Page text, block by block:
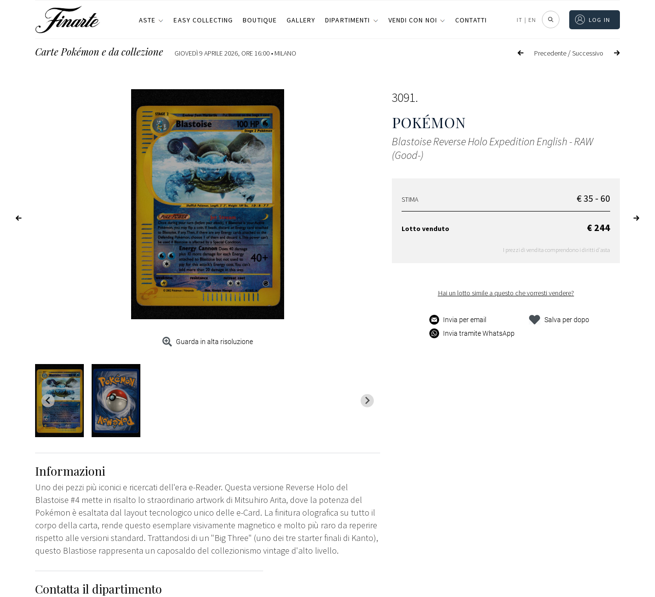
ASTE EASY COLLECTING BOUTIQUE GALLERY DIPARTIMENTI VENDI CON NOI CONTATTI IT | EN LOG IN
Precedente /Successivo
Carte Pokémon e da collezione GIOVEDÌ 9 APRILE 2026, ORE 16:00 • MILANO
Guarda in alta risoluzione
3091
POKÉMON
Blastoise Reverse Holo Expedition English - RAW
(Good-)
STIMA € 35 - 60
Lotto venduto € 244
I prezzi di vendita comprendono i diritti d'asta
Hai un lotto simile a questo che vorresti vendere?
Invia per email
Invia tramite WhatsApp
Salva per dopo
Informazioni
Uno dei pezzi più iconici e ricercati dell'era e-Reader. Questa versione Reverse Holo del
Blastoise #4 mette in risalto lo straordinario artwork di Mitsuhiro Arita, dove la potenza del
Pokémon è esaltata dal layout tecnologico unico delle e-Card. La finitura olografica su tutto il
corpo della carta, rende questo esemplare visivamente magnetico e molto più raro da reperire
rispetto alle versioni standard. Trattandosi di un "Big Three" (uno dei tre starter finali di Kanto),
questo Blastiose rappresenta un caposaldo del collezionismo vintage d'alto livello.
Contatta il dipartimento